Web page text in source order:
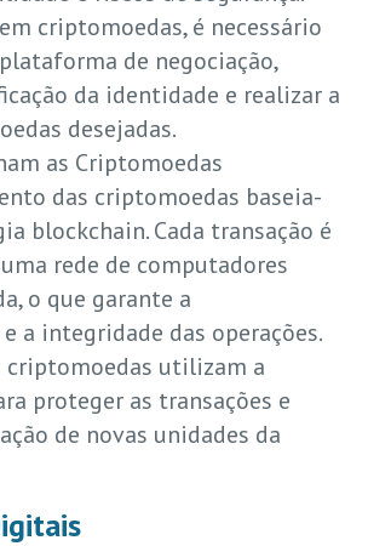
criptomoedas, é necessário
de negociação,
da identidade e realizar a
desejadas.
as Criptomoedas
das criptomoedas baseia-
blockchain. Cada transação é
rede de computadores
o que garante a
a integridade das operações.
criptomoedas utilizam a
proteger as transações e
de novas unidades da